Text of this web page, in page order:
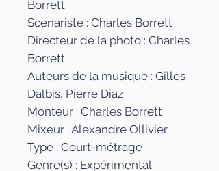
Borrett
Scénariste : Charles Borrett
Directeur de la photo : Charles
Borrett
Auteurs de la musique : Gilles
Dalbis, Pierre Diaz
Monteur : Charles Borrett
Mixeur : Alexandre Ollivier
Type : Court-métrage
Genre(s) : Expérimental